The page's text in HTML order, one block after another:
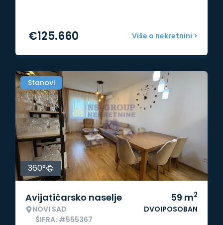
Više o nekretnini >
€125.660
Stanovi
360°
Avijatičarsko naselje
NOVI SAD
ŠIFRA: #555367
59 m2
DVOIPOSOBAN